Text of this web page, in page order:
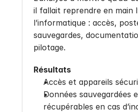
il fallait reprendre en main
l’informatique : accès,
sauvegardes,
pilotage.
Résultats
Accès et appareils
Données sauvegardées
récupérables en cas